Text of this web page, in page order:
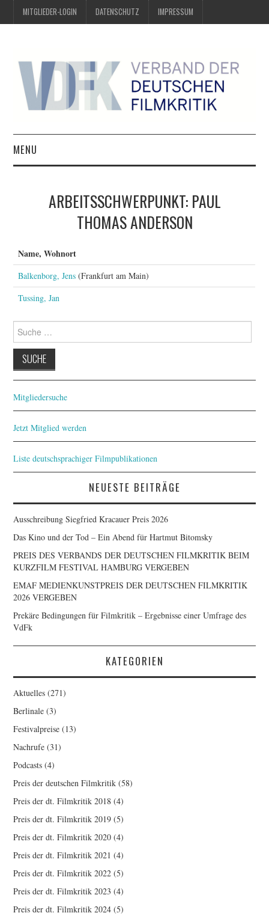
MITGLIEDER-LOGIN DATENSCHUTZ IMPRESSUM
MENU
PREIS DER DEUTSCHEN
FESTIVALPREISE
S. KRACAUER PREIS
WOCHE DER KRITIK
ARBEITSSCHWERPUNKT: PAUL
THOMAS ANDERSON
Name, Wohnort
Balkenborg, Jens (Frankfurt am Main)
Tussing, Jan
Suche
nach:
Mitgliedersuche
Jetzt Mitglied werden
Liste deutschsprachiger Filmpublikationen
NEUESTE BEITRÄGE
Ausschreibung Siegfried Kracauer Preis 2026
Das Kino und der Tod – Ein Abend für Hartmut Bitomsky
PREIS DES VERBANDS DER DEUTSCHEN FILMKRITIK BEIM
KURZFILM FESTIVAL HAMBURG VERGEBEN
EMAF MEDIENKUNSTPREIS DER DEUTSCHEN FILMKRITIK
2026 VERGEBEN
Prekäre Bedingungen für Filmkritik – Ergebnisse einer Umfrage des
VdFk
KATEGORIEN
Aktuelles (271)
Berlinale (3)
Festivalpreise (13)
Nachrufe (31)
Podcasts (4)
Preis der deutschen Filmkritik (58)
Preis der dt. Filmkritik 2018 (4)
Preis der dt. Filmkritik 2019 (5)
Preis der dt. Filmkritik 2020 (4)
Preis der dt. Filmkritik 2021 (4)
Preis der dt. Filmkritik 2022 (5)
Preis der dt. Filmkritik 2023 (4)
Preis der dt. Filmkritik 2024 (5)